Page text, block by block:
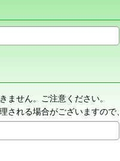
ません。ご注意ください。
される場合がございますので